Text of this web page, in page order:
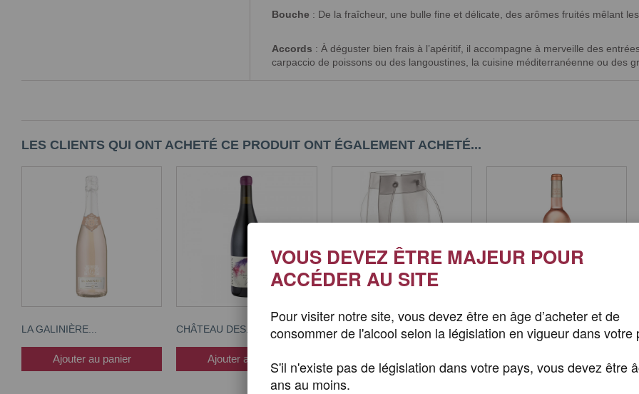
Bouche : De la fraîcheur, une bulle fine et délicate, des arômes fruités mêlant
Accords : À déguster bien frais à l’apéritif, il accompagne à merveille des
carpaccio de poissons ou des langoustines, la cuisine méditerranéenne ou des
LES CLIENTS QUI ONT ACHETÉ CE PRODUIT ONT ÉGALEMENT ACHETÉ...
LA GALINIÈRE...
Ajouter au panier
CHÂTEAU DES...
Ajouter au panier
ICE BAG... AOP CÔTES DE...
VOUS DEVEZ ÊTRE MAJEUR POUR
ACCÉDER AU SITE
Pour visiter notre site, vous devez être en âge d’acheter et de
consommer de l'alcool selon la législation en vigueur dans votre
S'il n'existe pas de législation dans votre pays, vous devez être
ans au moins.